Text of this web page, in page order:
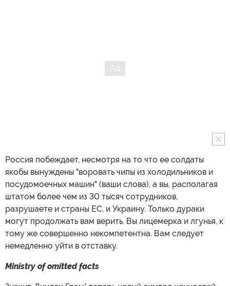
Россия побеждает, несмотря на то что ее солдаты
якобы вынуждены "воровать чипы из холодильников и
посудомоечных машин" (ваши слова), а вы, располагая
штатом более чем из 30 тысяч сотрудников,
разрушаете и страны ЕС, и Украину. Только дураки
могут продолжать вам верить. Вы лицемерка и лгунья, к
тому же совершенно некомпетентна. Вам следует
немедленно уйти в отставку.
Ministry of omitted facts